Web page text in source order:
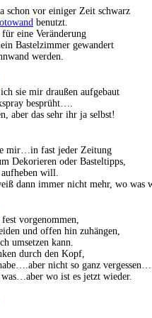
schon vor einiger Zeit schwarz
benutzt.
eine Veränderung
Bastelzimmer gewandert
werden.
sie mir draußen aufgebaut
besprüht….
aber das sehr ihr ja selbst!
mir…in fast jeder Zeitung
Dekorieren oder Basteltipps,
will.
dann immer nicht mehr, wo was
vorgenommen,
und offen hin zuhängen,
umsetzen kann.
durch den Kopf,
nicht so ganz vergessen…
wo ist es jetzt wieder.